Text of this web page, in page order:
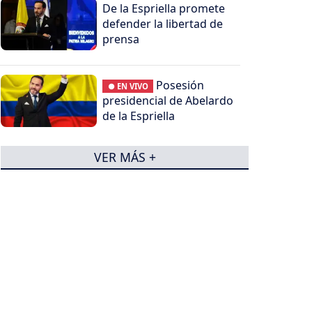
De la Espriella promete
defender la libertad de
prensa
● EN VIVO
Posesión
presidencial de Abelardo
de la Espriella
VER MÁS +